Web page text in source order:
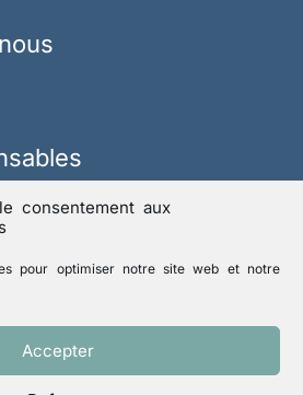
consentement aux
pour optimiser notre site web et notre
Accepter
abus